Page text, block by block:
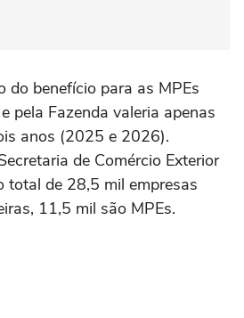
do benefício para as MPEs
pela Fazenda valeria apenas
anos (2025 e 2026).
de Comércio Exterior
total de 28,5 mil empresas
11,5 mil são MPEs.